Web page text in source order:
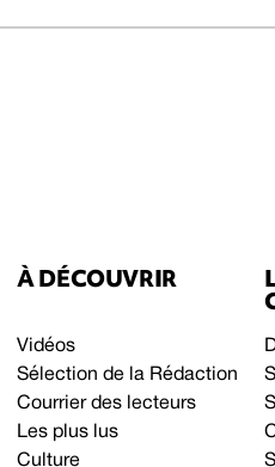
À DÉCOUVRIR
Vidéos
Sélection de la Rédaction
Courrier des lecteurs
Les plus lus
Culture